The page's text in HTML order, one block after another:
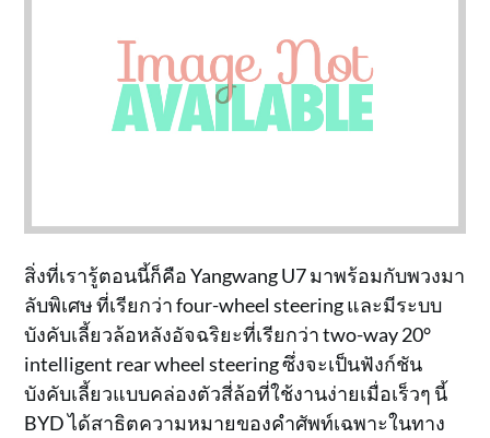
สิ่งที่เรารู้ตอนนี้ก็คือ Yangwang U7 มาพร้อมกับพวงมา
ลับพิเศษ ที่เรียกว่า four-wheel steering และมีระบบ
บังคับเลี้ยวล้อหลังอัจฉริยะที่เรียกว่า two-way 20°
intelligent rear wheel steering ซึ่งจะเป็นฟังก์ชัน
บังคับเลี้ยวแบบคล่องตัวสี่ล้อที่ใช้งานง่ายเมื่อเร็วๆ นี้
BYD ได้สาธิตความหมายของคำศัพท์เฉพาะในทาง